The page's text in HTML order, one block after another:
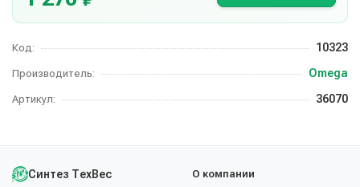
Код: 10323
Производитель: Omega
Артикул: 36070
Синтез ТехВес
О компании